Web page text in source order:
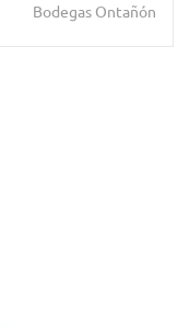
Bodegas Ontañón